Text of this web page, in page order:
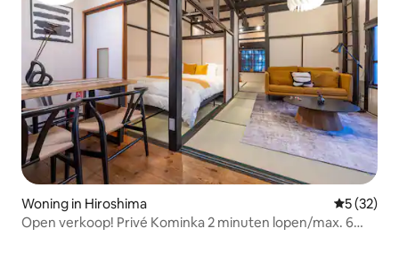
Woning in Hiroshima
5 (32)
Open verkoop! Privé Kominka 2 minuten lopen/max. 6